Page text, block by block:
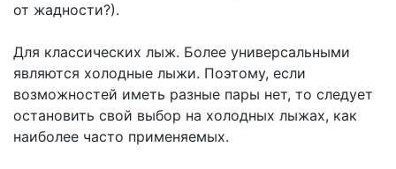
от жадности?).
Для классических лыж. Более универсальными
являются холодные лыжи. Поэтому, если
возможностей иметь разные пары нет, то следует
остановить свой выбор на холодных лыжах, как
наиболее часто применяемых.